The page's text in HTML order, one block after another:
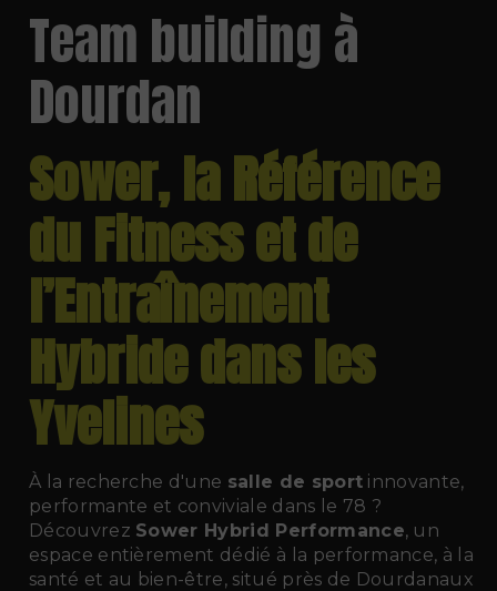
Team building à
Dourdan
Sower, la Référence
du Fitness et de
l’Entraînement
Hybride dans les
Yvelines
À la recherche d'une salle de sport innovante,
performante et conviviale dans le 78 ?
Découvrez Sower Hybrid Performance, un
espace entièrement dédié à la performance, à la
santé et au bien-être, situé près de Dourdanaux